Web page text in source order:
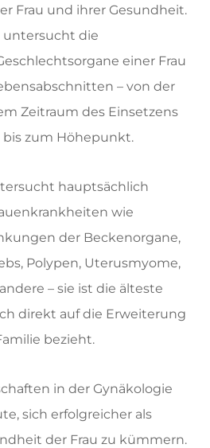
Frau und ihrer Gesundheit.
untersucht die
einer Frau
– von der
Zeitraum des Einsetzens
zum Höhepunkt.
hauptsächlich
wie
der Beckenorgane,
Polypen, Uterusmyome,
– sie ist die älteste
direkt auf die Erweiterung
bezieht.
in der Gynäkologie
sich erfolgreicher als
der Frau zu kümmern.